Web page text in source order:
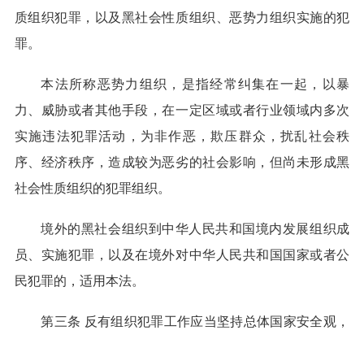
质组织犯罪，以及黑社会性质组织、恶势力组织实施的犯
罪。
本法所称恶势力组织，是指经常纠集在一起，以暴
力、威胁或者其他手段，在一定区域或者行业领域内多次
实施违法犯罪活动，为非作恶，欺压群众，扰乱社会秩
序、经济秩序，造成较为恶劣的社会影响，但尚未形成黑
社会性质组织的犯罪组织。
境外的黑社会组织到中华人民共和国境内发展组织成
员、实施犯罪，以及在境外对中华人民共和国国家或者公
民犯罪的，适用本法。
第三条 反有组织犯罪工作应当坚持总体国家安全观，